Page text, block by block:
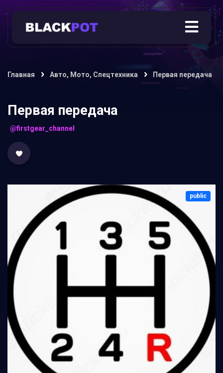
Главная Авто, Мото, Спецтехника Первая передача
Первая передача
@firstgear_channel
public